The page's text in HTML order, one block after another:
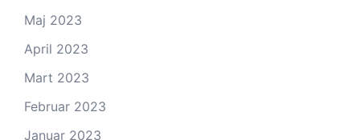
Maj 2023
April 2023
Mart 2023
Februar 2023
Januar 2023